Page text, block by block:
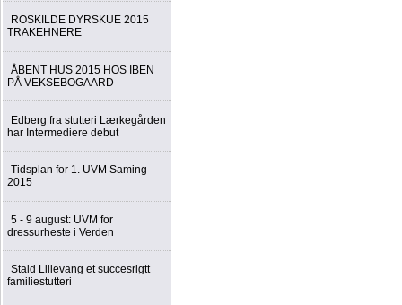
ROSKILDE DYRSKUE 2015
TRAKEHNERE
ÅBENT HUS 2015 HOS IBEN
PÅ VEKSEBOGAARD
Edberg fra stutteri Lærkegården
har Intermediere debut
Tidsplan for 1. UVM Saming
2015
5 - 9 august: UVM for
dressurheste i Verden
Stald Lillevang et succesrigtt
familiestutteri